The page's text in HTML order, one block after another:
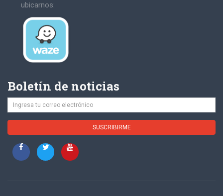
ubicarnos:
Boletín de noticias